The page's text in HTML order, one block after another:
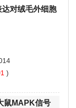
对绒毛外细胞
)
鼠MAPK信号